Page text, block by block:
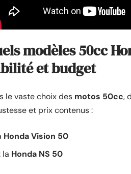
modèles 50cc
et budget
le vaste choix des motos 50cc,
et prix contenus :
Honda Vision 50
la Honda NS 50